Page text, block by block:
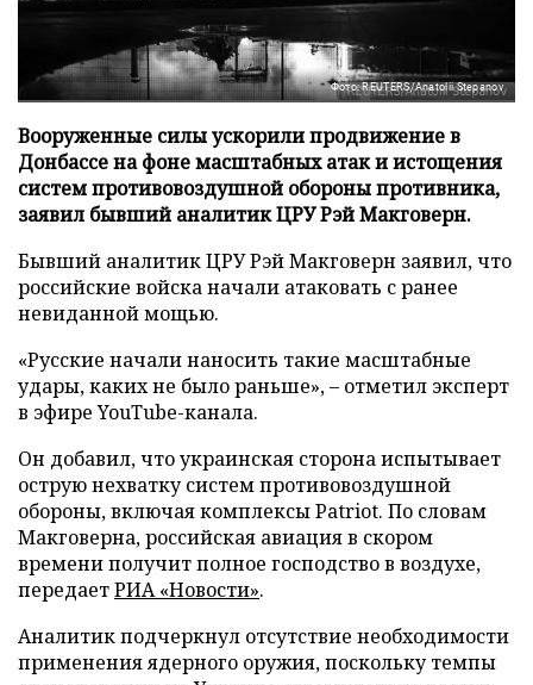
Фото: REUTERS/Anatolii Stepanov
Вооруженные силы ускорили продвижение в
Донбассе на фоне масштабных атак и истощения
систем противовоздушной обороны противника,
заявил бывший аналитик ЦРУ Рэй Макговерн.
Бывший аналитик ЦРУ Рэй Макговерн заявил, что
российские войска начали атаковать с ранее
невиданной мощью.
«Русские начали наносить такие масштабные
удары, каких не было раньше», – отметил эксперт
в эфире YouTube-канала.
Он добавил, что украинская сторона испытывает
острую нехватку систем противовоздушной
обороны, включая комплексы Patriot. По словам
Макговерна, российская авиация в скором
времени получит полное господство в воздухе,
передаетРИА «Новости».
Аналитик подчеркнул отсутствие необходимости
применения ядерного оружия, поскольку темпы